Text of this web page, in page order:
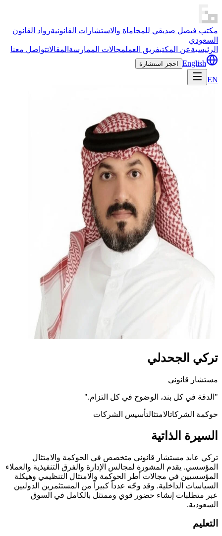
مكتب فيصل صديقي للمحاماة والاستشارات القانونيةرواد القانون
السعودي
الرئيسيةعن المكتبفريق العملمجالات الممارسة المقالاتتواصل معنا
English
احجز استشارة
EN
تركي الجحدلي
مستشار قانوني
" الدقة في كل بند، الوضوح في كل التزام."
حوكمة الشركاتالامتثالتأسيس الشركات
السيرة الذاتية
تركي عابد مستشار قانوني متخصص في الحوكمة والامتثال
المؤسسي. يقدم المشورة لمجالس الإدارة والفرق التنفيذية والعملاء
المؤسسيين في مجالات أطر الحوكمة والامتثال التنظيمي وهيكلة
السياسات الداخلية. وقد وجّه عدداً كبيراً من المستثمرين الدوليين
عبر متطلبات إنشاء حضور قوي وممتثل بالكامل في السوق
السعودية.
التعليم